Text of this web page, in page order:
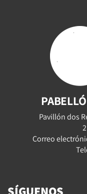
Pavillón dos
Correo